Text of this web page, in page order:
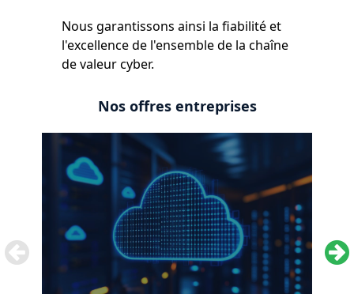
Nous garantissons ainsi la fiabilité et
l'excellence de l'ensemble de la chaîne
de valeur cyber.
Nos offres entreprises